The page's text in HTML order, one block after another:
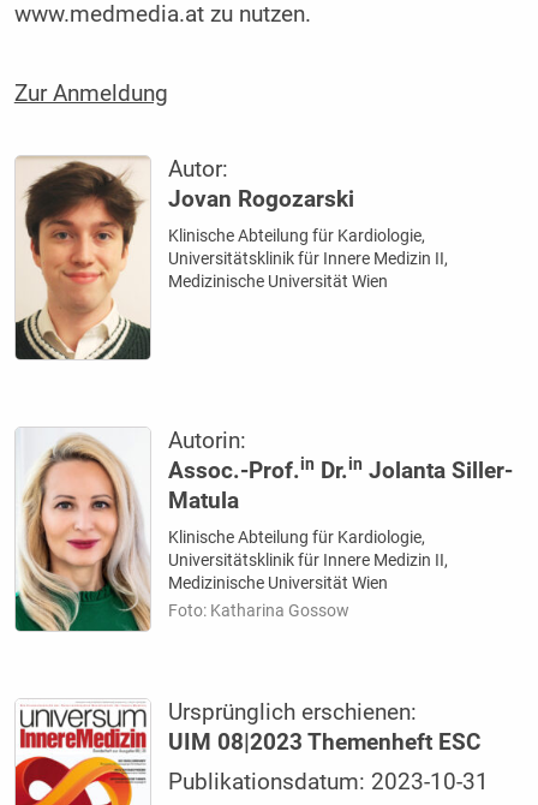
www.medmedia.at zu nutzen.
Zur Anmeldung
Autor:
Jovan Rogozarski
Klinische Abteilung für Kardiologie,
Universitätsklinik für Innere Medizin II,
Medizinische Universität Wien
Autorin:
Assoc.-Prof.in Dr.in Jolanta Siller-
Matula
Klinische Abteilung für Kardiologie,
Universitätsklinik für Innere Medizin II,
Medizinische Universität Wien
Foto: Katharina Gossow
Ursprünglich erschienen:
UIM 08|2023 Themenheft ESC
Publikationsdatum: 2023-10-31